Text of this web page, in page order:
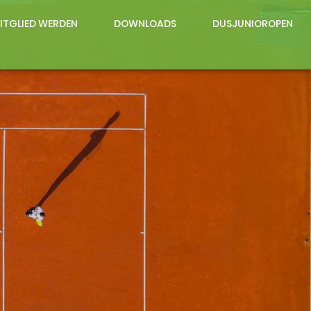
WERDEN DOWNLOADS DUSJUNIOROPEN